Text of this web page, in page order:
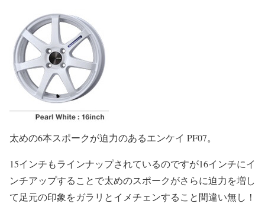
太めの6本スポークが迫力のあるエンケイ PF07。
15インチもラインナップされているのですが16インチにイ
ンチアップすることで太めのスポークがさらに迫力を増し
て足元の印象をガラリとイメチェンすること間違い無し！